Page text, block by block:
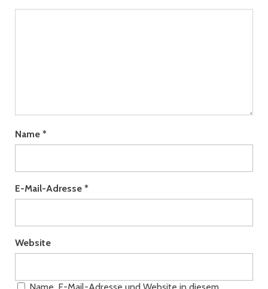
Name *
E-Mail-Adresse *
Website
Name, E-Mail-Adresse und Website in diesem